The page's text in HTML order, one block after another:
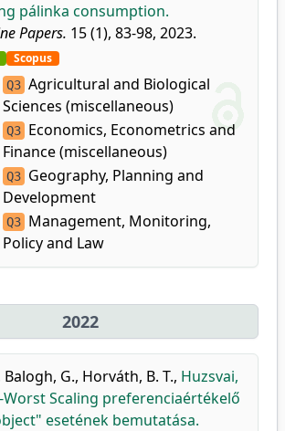
pálinka consumption.
Papers. 15 (1), 83-98, 2023.
Scopus
Q3 Agricultural and Biological
Sciences (miscellaneous)
Q3 Economics, Econometrics and
Finance (miscellaneous)
Q3 Geography, Planning and
Development
Q3 Management, Monitoring,
Policy and Law
2022
Balogh, G., Horváth, B. T., Huzsvai,
Worst Scaling preferenciaértékelő
esetének bemutatása.